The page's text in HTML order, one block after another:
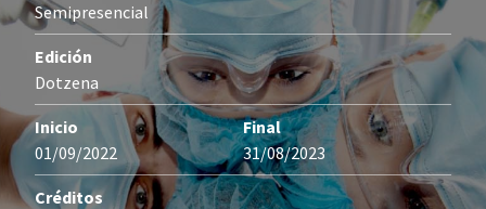
Semipresencial
Edición
Dotzena
Inicio
01/09/2022
Final
31/08/2023
Créditos